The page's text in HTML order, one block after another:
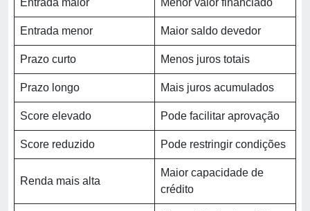
Entrada maior Menor valor financiado
Entrada menor Maior saldo devedor
Prazo curto Menos juros totais
Prazo longo Mais juros acumulados
Score elevado Pode facilitar aprovação
Score reduzido Pode restringir condições
Renda mais alta
Maior capacidade de
crédito